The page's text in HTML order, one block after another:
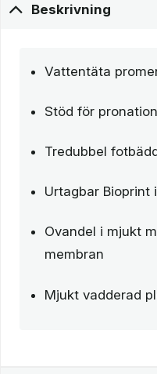
Beskrivning
Vattentäta
Stöd för
Tredubbel
Urtagbar
Ovandel i mjukt
membran
Mjukt vadderad